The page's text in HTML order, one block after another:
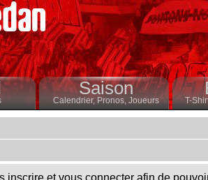
Saison
Calendrier,Pronos, Joueurs T-
inscrire et vous connecter afin de